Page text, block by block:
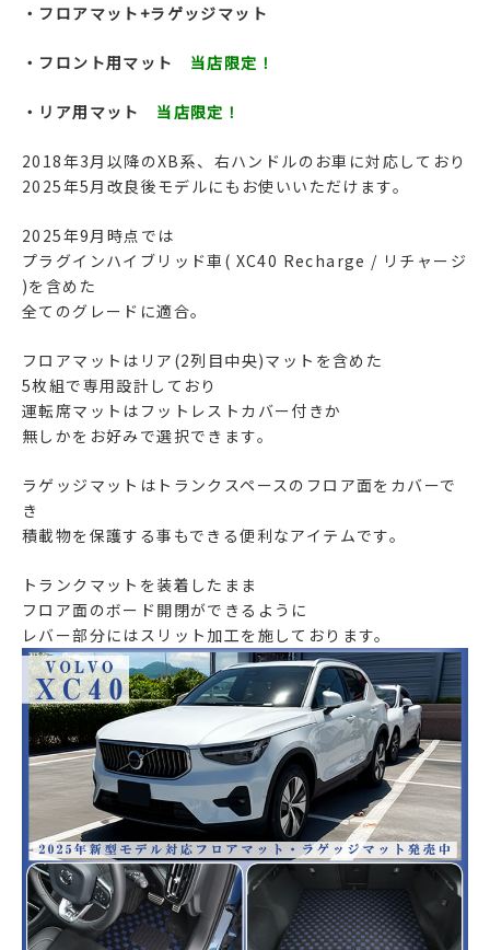
・フロアマット+ラゲッジマット
・フロント用マット 当店限定！
・リア用マット 当店限定！
2018年3月以降のXB系、右ハンドルのお車に対応しており
2025年5月改良後モデルにもお使いいただけます。
2025年9月時点では
プラグインハイブリッド車( XC40 Recharge / リチャージ
)を含めた
全てのグレードに適合。
フロアマットはリア(2列目中央)マットを含めた
5枚組で専用設計しており
運転席マットはフットレストカバー付きか
無しかをお好みで選択できます。
ラゲッジマットはトランクスペースのフロア面をカバーで
き
積載物を保護する事もできる便利なアイテムです。
トランクマットを装着したまま
フロア面のボード開閉ができるように
レバー部分にはスリット加工を施しております。